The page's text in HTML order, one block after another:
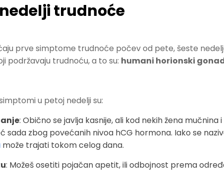
trudnoće
prve simptome trudnoće počev od pete, šeste
podržavaju trudnoću, a to su: humani horionski
u petoj nedelji su:
: Obično se javlja kasnije, ali kod nekih žena
sada zbog povećanih nivoa hCG hormona. Iako se
može trajati tokom celog dana.
: Možeš osetiti pojačan apetit, ili odbojnost prema